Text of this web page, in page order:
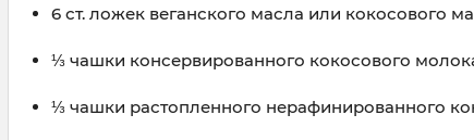
6 ст. ложек веганского масла или кокосового
⅓ чашки консервированного кокосового
⅓ чашки растопленного нерафинированного